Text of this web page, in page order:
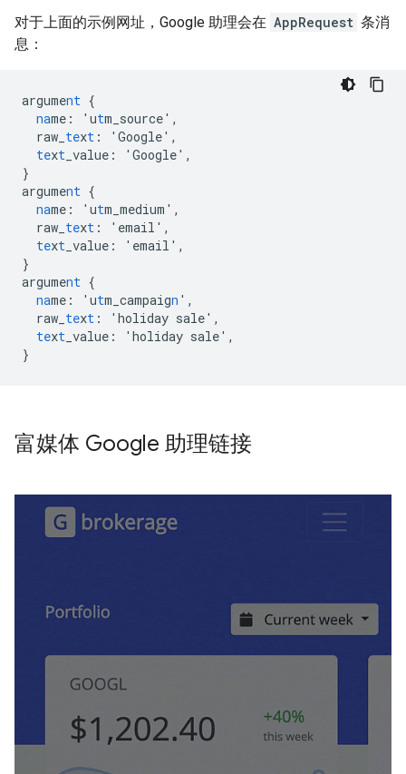
对于上面的示例网址，Google 助理会在 AppRequest 条消
息：
argument {
name : 'utm_source' ,
raw_ text : 'Google' ,
text _value : 'Google' ,
}
argument {
name : 'utm_medium' ,
raw_ text : 'email' ,
text _value : 'email' ,
}
argument {
name : 'utm_campaign ' ,
raw_ text : 'holiday sale' ,
text _value : 'holiday sale' ,
}
富媒体 Google 助理链接